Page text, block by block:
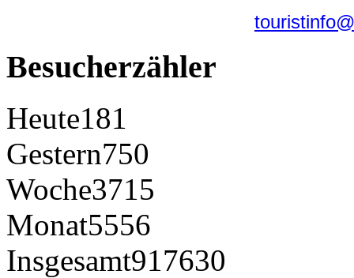
Besucherzähler
Heute181
Gestern750
Woche3715
Monat5556
Insgesamt917630